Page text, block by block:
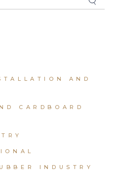
AND
CARDBOARD
INDUSTRY